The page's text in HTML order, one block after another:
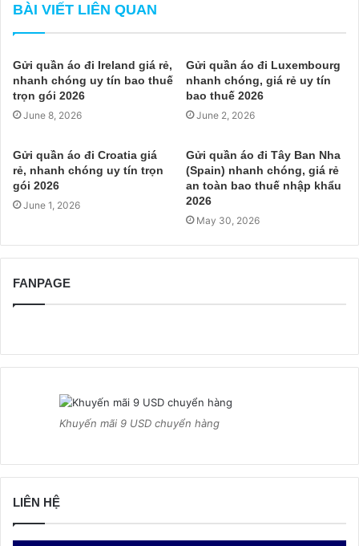
BÀI VIẾT LIÊN QUAN
Gửi quần áo đi Ireland giá rẻ,
nhanh chóng uy tín bao thuế
trọn gói 2026
June 8, 2026
Gửi quần áo đi Luxembourg
nhanh chóng, giá rẻ uy tín
bao thuế 2026
June 2, 2026
Gửi quần áo đi Croatia giá
rẻ, nhanh chóng uy tín trọn
gói 2026
June 1, 2026
Gửi quần áo đi Tây Ban Nha
(Spain) nhanh chóng, giá rẻ
an toàn bao thuế nhập khẩu
2026
May 30, 2026
FANPAGE
Khuyến mãi 9 USD chuyển hàng
LIÊN HỆ